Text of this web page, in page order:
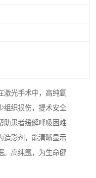
激光手术中，高纯氩
组织损伤，提术安全
助患者缓解呼吸困难
造影剂，能清晰显示
。高纯氩，为生命健